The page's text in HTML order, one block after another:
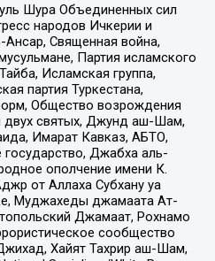
Шура Объединенных сил
народов Ичкерии и
Ансар, Священная война,
Партия исламского
Исламская группа,
партия Туркестана,
Общество возрождения
двух святых, Джунд аш-Шам,
Имарат Кавказ, АБТО,
Джабха аль-
ополчение имени К.
от Аллаха Субхану уа
Муджахеды джамаата Ат-
Джамаат, Рохнамо
сообщество
Хайят Тахрир аш-Шам,